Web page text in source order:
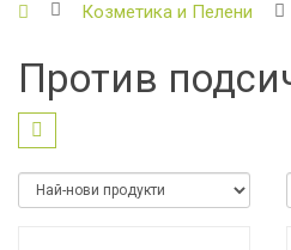
Козметика и Пелени
Против